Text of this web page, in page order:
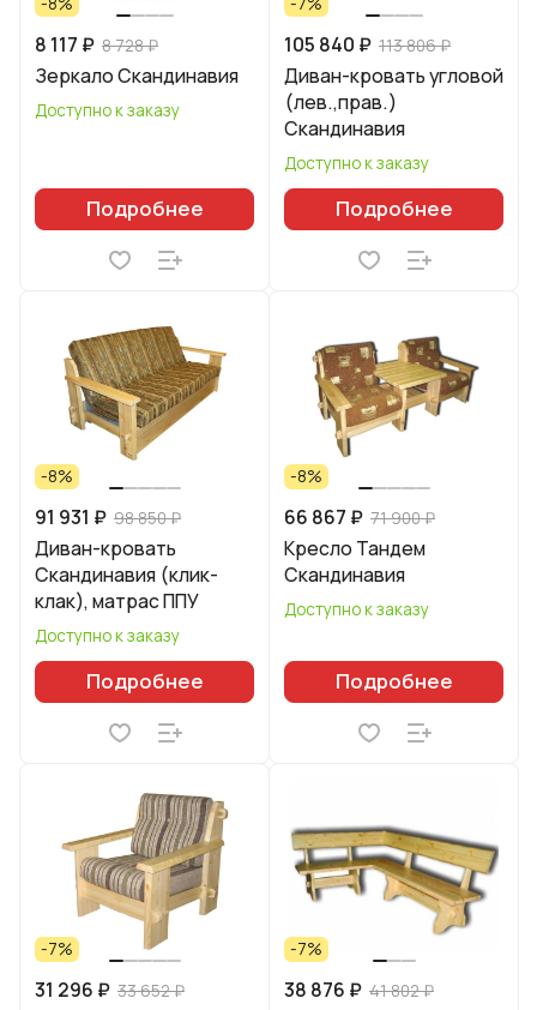
8 117 ₽ 8 728 ₽
Зеркало Скандинавия
Доступно к заказу
Подробнее
105 840 ₽ 113 806 ₽
Диван-кровать угловой
(лев.,прав.)
Скандинавия
Доступно к заказу
Подробнее
-8%
91 931 ₽ 98 850 ₽
Диван-кровать
Скандинавия (клик-
клак), матрас ППУ
Доступно к заказу
Подробнее
-8%
66 867 ₽ 71 900 ₽
Кресло Тандем
Скандинавия
Доступно к заказу
Подробнее
-7%
31 296 ₽ 33 652 ₽
-7%
38 876 ₽ 41 802 ₽